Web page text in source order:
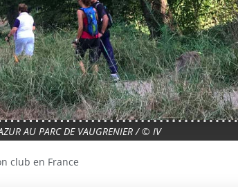
AU PARC DE VAUGRENIER / © IV
club en France